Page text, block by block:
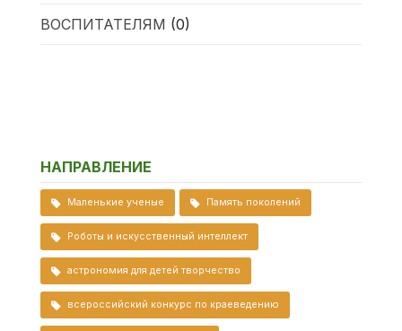
ВОСПИТАТЕЛЯМ (0)
НАПРАВЛЕНИЕ
Маленькие ученые Память поколений
Роботы и искусственный интеллект
астрономия для детей творчество
всероссийский конкурс по краеведению